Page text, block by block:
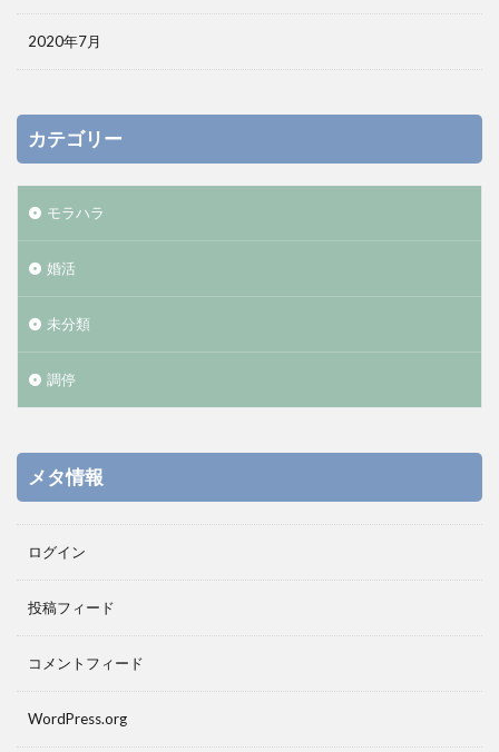
2020年7月
カテゴリー
モラハラ
婚活
未分類
調停
メタ情報
ログイン
投稿フィード
コメントフィード
WordPress.org